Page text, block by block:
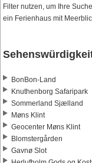
Filter nutzen, um Ihre
ein Ferienhaus mit
BonBon-Land
Knuthenborg Safaripark
Sommerland Sjælland
Møns Klint
Geocenter Møns Klint
Blomstergården
Gavnø Slot